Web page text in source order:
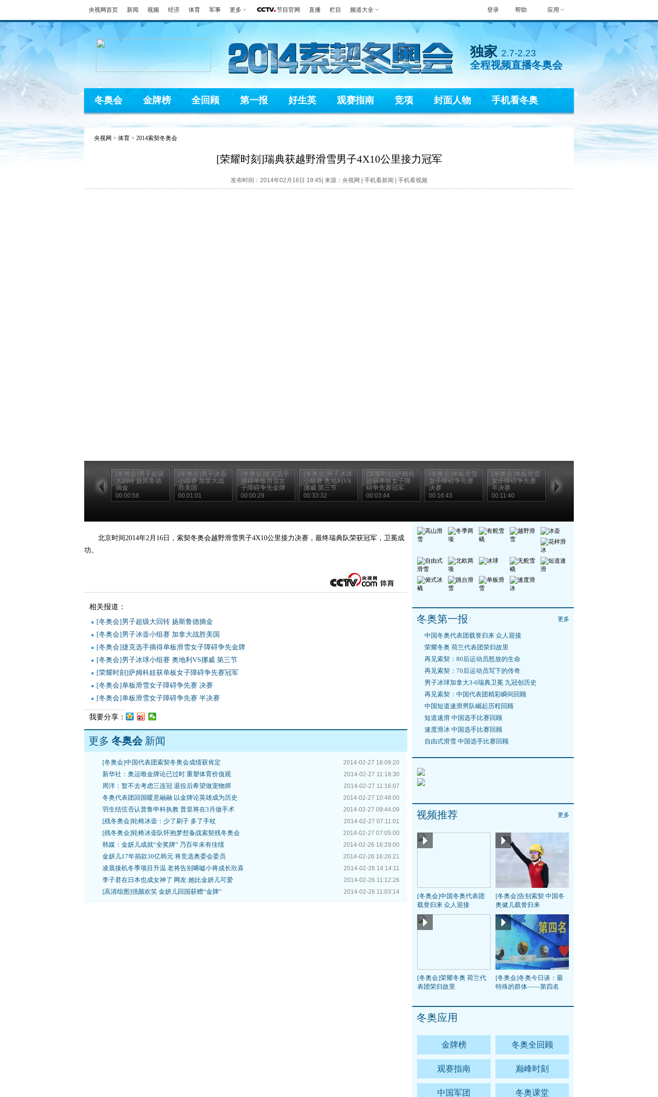
央视网首页 新闻 视频 经济 体育 军事 更多 节目官网 直播 栏目 频道大全 帮助 应用
登录
独家 2.7-2.23
全程视频直播冬奥会
冬奥会 金牌榜 全回顾 第一报 好生英 观赛指南 竞项 封面人物 手机看冬奥
央视网 > 体育 > 2014索契冬奥会
[荣耀时刻]瑞典获越野滑雪男子4X10公里接力冠军
发布时间：2014年02月16日 19:45| 来源：央视网 | 手机看新闻 手机看视频
[冬奥会]男子超级
大回转 扬斯鲁德
摘金
00:00:58
[冬奥会]男子冰壶
小组赛 加拿大战
胜美国
00:01:01
[冬奥会]捷克选手
摘得单板滑雪女
子障碍争先金牌
00:00:29
[冬奥会]男子冰球
小组赛 奥地利VS
挪威 第三节
00:33:32
[荣耀时刻]萨姆科
娃获单板女子障
碍争先赛冠军
00:03:44
[冬奥会]单板滑雪
女子障碍争先赛
决赛
00:16:43
[冬奥会]单板滑雪
女子障碍争先赛
半决赛
00:11:40
北京时间2014年2月16日，索契冬奥会越野滑雪男子4X10公里接力决赛，最终瑞典队荣获冠军，卫冕成
功。
相关报道：
[冬奥会]男子超级大回转 扬斯鲁德摘金
[冬奥会]男子冰壶小组赛 加拿大战胜美国
[冬奥会]捷克选手摘得单板滑雪女子障碍争先金牌
[冬奥会]男子冰球小组赛 奥地利VS挪威 第三节
[荣耀时刻]萨姆科娃获单板女子障碍争先赛冠军
[冬奥会]单板滑雪女子障碍争先赛 决赛
[冬奥会]单板滑雪女子障碍争先赛 半决赛
我要分享：
更多 冬奥会新闻
2014-02-27 18:09:20
[冬奥会]中国代表团索契冬奥会成绩获肯定
2014-02-27 11:18:30
新华社：奥运唯金牌论已过时 重塑体育价值观
2014-02-27 11:16:07
周洋：暂不去考虑三连冠 退役后希望做宠物师
2014-02-27 10:48:00
冬奥代表团回国暖意融融 以金牌论英雄成为历史
2014-02-27 09:44:09
羽生结弦否认普鲁申科执教 普皇将在3月做手术
2014-02-27 07:11:01
[残冬奥会]轮椅冰壶：少了刷子 多了手杖
2014-02-27 07:05:00
[残冬奥会]轮椅冰壶队怀抱梦想备战索契残冬奥会
2014-02-26 16:29:00
韩媒：金妍儿成就“全奖牌” 乃百年未有佳绩
2014-02-26 16:26:21
金妍儿17年捐款30亿韩元 将竞选奥委会委员
2014-02-26 14:14:11
凌晨接机冬季项目升温 老将告别唏嘘小将成长欣喜
2014-02-26 11:12:26
李子君在日本也成女神了 网友:她比金妍儿可爱
2014-02-26 11:03:14
[高清组图]强颜欢笑 金妍儿回国获赠“金牌”
冬奥第一报 更多
中国冬奥代表团载誉归来 众人迎接
荣耀冬奥 荷兰代表团荣归故里
再见索契：80后运动员怒放的生命
再见索契：70后运动员写下的传奇
男子冰球加拿大3-0瑞典卫冕 九冠创历史
再见索契：中国代表团精彩瞬间回顾
中国短道速滑男队崛起历程回顾
短道速滑 中国选手比赛回顾
速度滑冰 中国选手比赛回顾
自由式滑雪 中国选手比赛回顾
视频推荐 更多
[冬奥会]中国冬奥代表团
载誉归来 众人迎接
[冬奥会]告别索契 中国冬
奥健儿载誉归来
[冬奥会]荣耀冬奥 荷兰代
表团荣归故里
[冬奥会]冬奥今日谈：最
特殊的群体——第四名
冬奥应用
金牌榜 冬奥全回顾
观赛指南 巅峰时刻
中国军团 冬奥课堂